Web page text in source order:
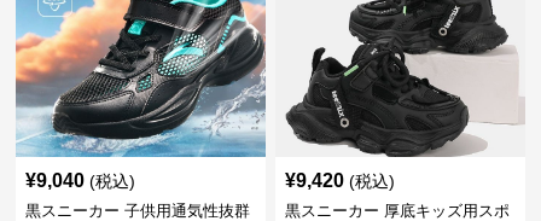
¥9,040 (税込)
黒スニーカー 子供用通気性抜群
¥9,420 (税込)
黒スニーカー 厚底キッズ用スポ